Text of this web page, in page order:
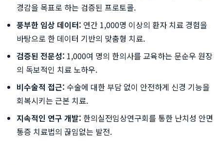
경감을 목표로 하는 검증된 프로토콜.
풍부한 임상 데이터: 연간 1,000명 이상의 환자 치료 경험을
바탕으로 한 데이터 기반의 맞춤형 치료.
검증된 전문성: 1,000여 명의 한의사를 교육하는 문순우 원장
의 독보적인 치료 노하우.
비수술적 접근: 수술에 대한 부담 없이 안전하게 신경 기능을
회복시키는 근본 치료.
지속적인 연구 개발: 한의실전임상연구회를 통한 난치성 안면
통증 치료법의 끊임없는 발전.